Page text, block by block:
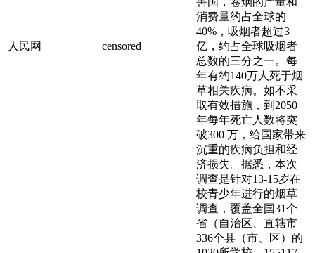
人民网 censored
消费量约占全球的
40%，吸烟者超过3
亿，约占全球吸烟者
总数的三分之一。每
年有约140万人死于烟
草相关疾病。如不采
取有效措施，到2050
年每年死亡人数将突
破300 万，给国家带来
沉重的疾病负担和经
济损失。据悉，本次
调查是针对13-15岁在
校青少年进行的烟草
调查，覆盖全国31个
省（自治区、直辖市
336个县（市、区）的